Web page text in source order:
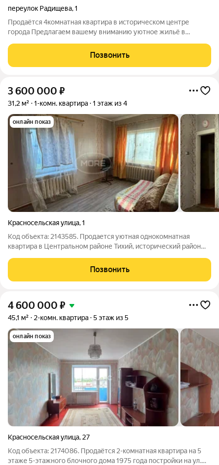
переулок Радищева,1
Продаётся 4комнатная квартира в историческом центре
города Предлагаем вашему вниманию уютное жильё в
комфортной городской жизни!Основные характеристики:тип
жилья: вторичка;общая площадь: 90,7
Позвонить
3 600 000 ₽
31,2 м² 1-комн. квартира 1 этаж из 4
онлайн показ
Красносельская улица,1
Код объекта: 2143585. Продается уютная однокомнатная
квартира в Центральном районе Тихий, исторический район
: - площадь 31,2 м - комната 18,6 - кухня 6,5 - санузел
совмещенный - место под
Позвонить
4 600 000 ₽
45,1 м² 2-комн. квартира 5 этаж из 5
онлайн показ
Красносельская улица, 27
Код объекта: 2174086. Продаётся 2-комнатная квартира на 5
этаже 5-этажного блочного дома 1975 года постройки на ул.